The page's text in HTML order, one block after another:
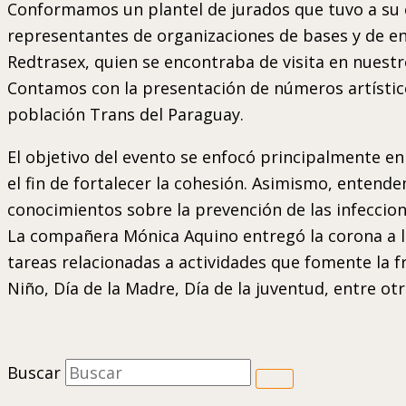
Conformamos un plantel de jurados que tuvo a
representantes de organizaciones de bases y de
Redtrasex, quien se encontraba de visita en
Contamos con la presentación de números
población Trans del Paraguay.
El objetivo del evento se enfocó principalmente
el fin de fortalecer la cohesión. Asimismo,
conocimientos sobre la prevención de las
La compañera Mónica Aquino entregó la corona
tareas relacionadas a actividades que fomente la
Niño, Día de la Madre, Día de la juventud, entre
Buscar